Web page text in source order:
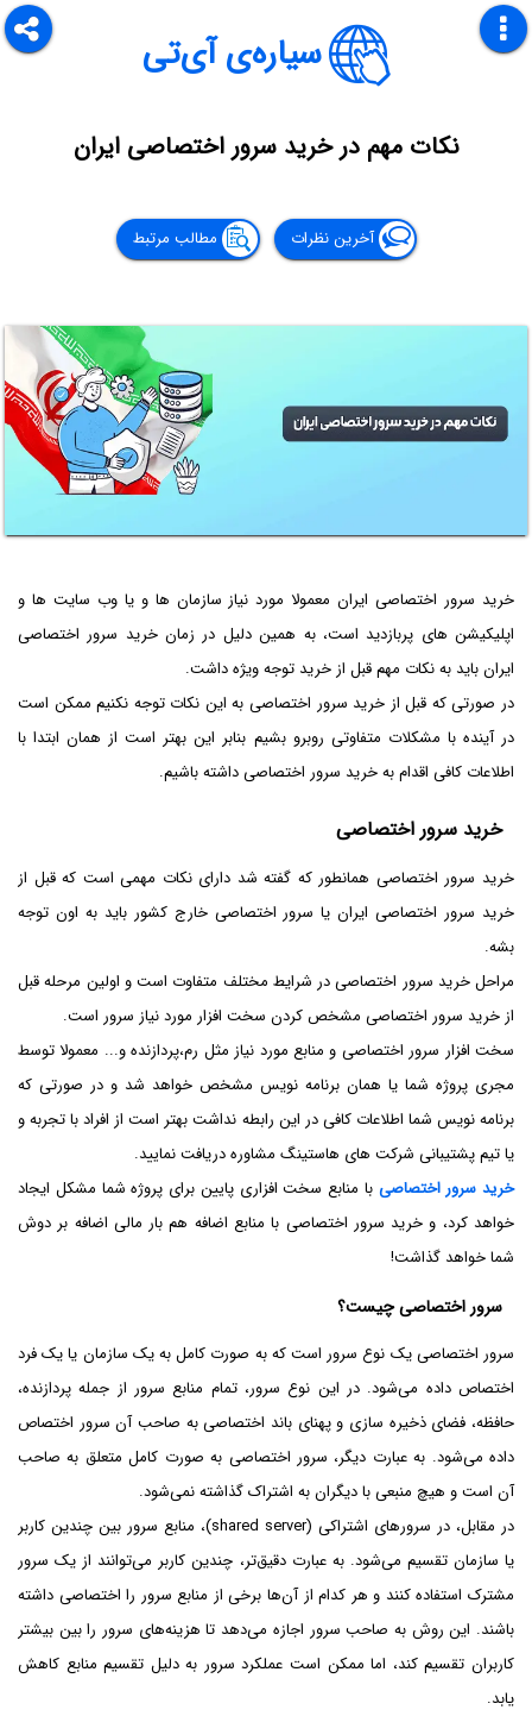
سیاره‌ی آی‌تی
نکات مهم در خرید سرور اختصاصی ایران
آخرین نظرات مطالب مرتبط
خرید سرور اختصاصی ایران معمولا مورد نیاز سازمان ها و یا وب سایت ها و
اپلیکیشن های پربازدید است، به همین دلیل در زمان خرید سرور اختصاصی
ایران باید به نکات مهم قبل از خرید توجه ویژه داشت.
در صورتی که قبل از خرید سرور اختصاصی به این نکات توجه نکنیم ممکن است
در آینده با مشکلات متفاوتی روبرو بشیم بنابر این بهتر است از همان ابتدا با
اطلاعات کافی اقدام به خرید سرور اختصاصی داشته باشیم.
خرید سرور اختصاصی
خرید سرور اختصاصی همانطور که گفته شد دارای نکات مهمی است که قبل از
خرید سرور اختصاصی ایران یا سرور اختصاصی خارج کشور باید به اون توجه
بشه.
مراحل خرید سرور اختصاصی در شرایط مختلف متفاوت است و اولین مرحله قبل
از خرید سرور اختصاصی مشخص کردن سخت افزار مورد نیاز سرور است.
سخت افزار سرور اختصاصی و منابع مورد نیاز مثل رم،پردازنده و... معمولا توسط
مجری پروژه شما یا همان برنامه نویس مشخص خواهد شد و در صورتی که
برنامه نویس شما اطلاعات کافی در این رابطه نداشت بهتر است از افراد با تجربه و
یا تیم پشتیبانی شرکت های هاستینگ مشاوره دریافت نمایید.
خرید سرور اختصاصیبا منابع سخت افزاری پایین برای پروژه شما مشکل ایجاد
خواهد کرد، و خرید سرور اختصاصی با منابع اضافه هم بار مالی اضافه بر دوش
شما خواهد گذاشت!
سرور اختصاصی چیست؟
سرور اختصاصی یک نوع سرور است که به صورت کامل به یک سازمان یا یک فرد
اختصاص داده می‌شود. در این نوع سرور، تمام منابع سرور از جمله پردازنده،
حافظه، فضای ذخیره سازی و پهنای باند اختصاصی به صاحب آن سرور اختصاص
داده می‌شود. به عبارت دیگر، سرور اختصاصی به صورت کامل متعلق به صاحب
آن است و هیچ منبعی با دیگران به اشتراک گذاشته نمی‌شود.
در مقابل، در سرورهای اشتراکی (shared server)، منابع سرور بین چندین کاربر
یا سازمان تقسیم می‌شود. به عبارت دقیق‌تر، چندین کاربر می‌توانند از یک سرور
مشترک استفاده کنند و هر کدام از آن‌ها برخی از منابع سرور را اختصاصی داشته
باشند. این روش به صاحب سرور اجازه می‌دهد تا هزینه‌های سرور را بین بیشتر
کاربران تقسیم کند، اما ممکن است عملکرد سرور به دلیل تقسیم منابع کاهش
یابد.